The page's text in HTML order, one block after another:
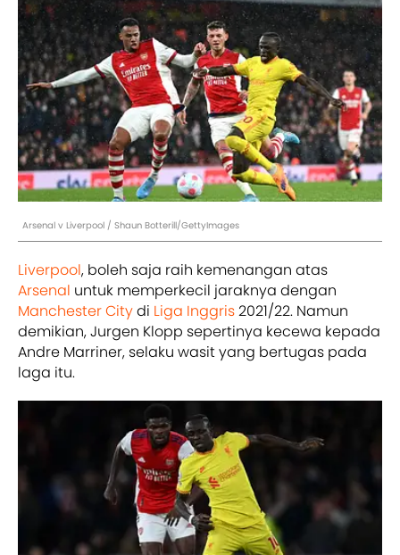
Arsenal v Liverpool / Shaun Botterill/GettyImages
Liverpool, boleh saja raih kemenangan atas
Arsenal untuk memperkecil jaraknya dengan
Manchester Citydi Liga Inggris2021/22. Namun
demikian, Jurgen Klopp sepertinya kecewa kepada
Andre Marriner, selaku wasit yang bertugas pada
laga itu.